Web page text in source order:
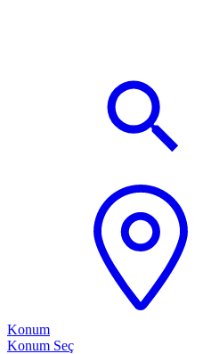
Konum
Konum Seç